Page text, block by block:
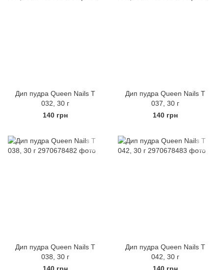
Дип пудра Queen Nails Т
032, 30 г
140 грн
Дип пудра Queen Nails Т
037, 30 г
140 грн
Дип пудра Queen Nails Т
038, 30 г
Дип пудра Queen Nails Т
042, 30 г